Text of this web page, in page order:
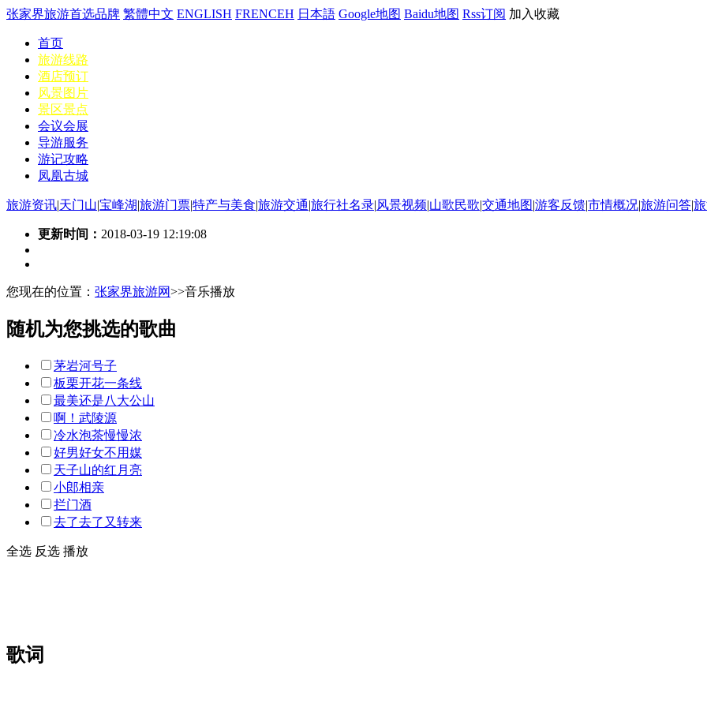
张家界旅游首选品牌 繁體中文 ENGLISH FRENCEH 日本語 Google地图 Baidu地图 Rss订阅 加入收藏
首页
旅游线路
酒店预订
风景图片
景区景点
会议会展
导游服务
游记攻略
凤凰古城
旅游资讯|天门山|宝峰湖|旅游门票|特产与美食|旅游交通|旅行社名录|风景视频|山歌民歌|交通地图|游客反馈|市情概况|旅游问答|
更新时间： 2018-03-19 12:19:08
您现在的位置： 张家界旅游网>>音乐播放
随机为您挑选的歌曲
茅岩河号子
板栗开花一条线
最美还是八大公山
啊！武陵源
冷水泡茶慢慢浓
好男好女不用媒
天子山的红月亮
小郎相亲
拦门酒
去了去了又转来
全选 反选 播放
歌词